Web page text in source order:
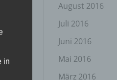
August 2016
Juli 2016
Juni 2016
Mai 2016
März 2016
in